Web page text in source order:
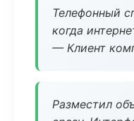
Телефонный
когда
— Клиент
Разместил